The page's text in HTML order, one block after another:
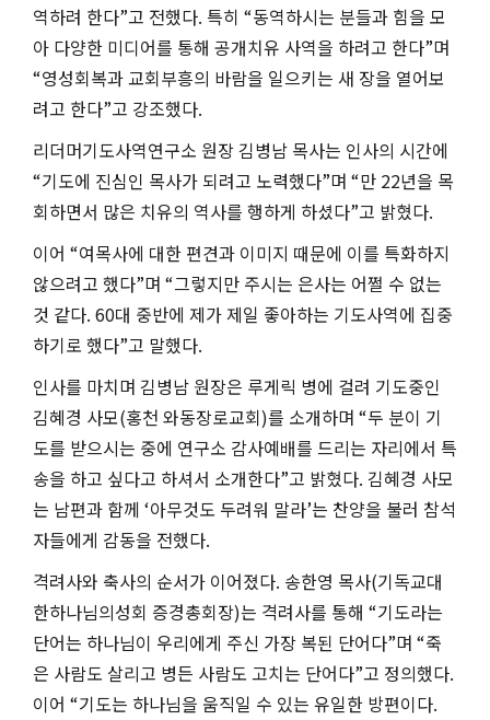
역하려 한다”고 전했다. 특히 “동역하시는 분들과 힘을 모
아 다양한 미디어를 통해 공개치유 사역을 하려고 한다”며
“영성회복과 교회부흥의 바람을 일으키는 새 장을 열어보
려고 한다”고 강조했다.
리더머기도사역연구소 원장 김병남 목사는 인사의 시간에
“기도에 진심인 목사가 되려고 노력했다”며 “만 22년을 목
회하면서 많은 치유의 역사를 행하게 하셨다”고 밝혔다.
이어 “여목사에 대한 편견과 이미지 때문에 이를 특화하지
않으려고 했다”며 “그렇지만 주시는 은사는 어쩔 수 없는
것 같다. 60대 중반에 제가 제일 좋아하는 기도사역에 집중
하기로 했다”고 말했다.
인사를 마치며 김병남 원장은 루게릭 병에 걸려 기도중인
김혜경 사모(홍천 와동장로교회)를 소개하며 “두 분이 기
도를 받으시는 중에 연구소 감사예배를 드리는 자리에서 특
송을 하고 싶다고 하셔서 소개한다”고 밝혔다. 김혜경 사모
는 남편과 함께 ‘아무것도 두려워 말라’는 찬양을 불러 참석
자들에게 감동을 전했다.
격려사와 축사의 순서가 이어졌다. 송한영 목사(기독교대
한하나님의성회 증경총회장)는 격려사를 통해 “기도라는
단어는 하나님이 우리에게 주신 가장 복된 단어다”며 “죽
은 사람도 살리고 병든 사람도 고치는 단어다”고 정의했다.
이어 “기도는 하나님을 움직일 수 있는 유일한 방편이다.